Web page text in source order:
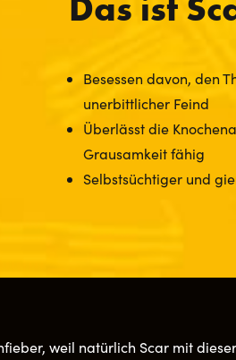
Besessen davon, den
unerbittlicher Feind
Überlässt die
Grausamkeit fähig
Selbstsüchtiger und
weil natürlich Scar mit